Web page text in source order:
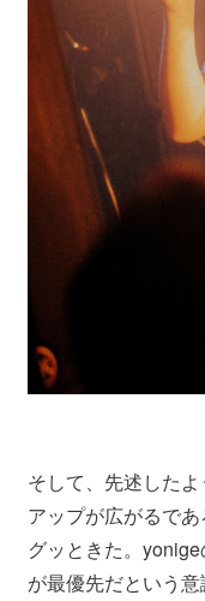
そして、先述した
アップが広がるで
グッときた。
が最優先だという